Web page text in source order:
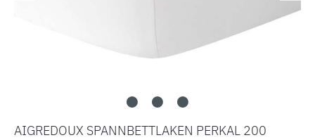
AIGREDOUX SPANNBETTLAKEN PERKAL 200